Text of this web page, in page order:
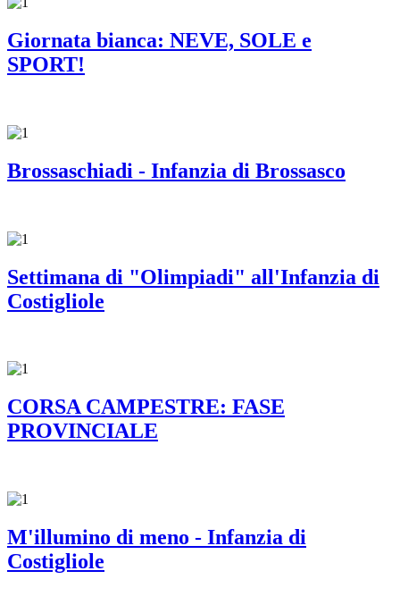
Giornata bianca: NEVE, SOLE e
SPORT!
Brossaschiadi - Infanzia di Brossasco
Settimana di "Olimpiadi" all'Infanzia di
Costigliole
CORSA CAMPESTRE: FASE
PROVINCIALE
M'illumino di meno - Infanzia di
Costigliole